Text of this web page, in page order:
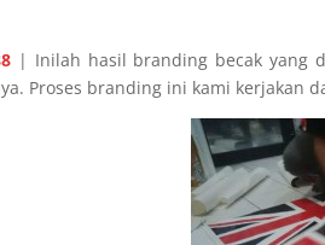
| Inilah hasil branding becak yang
Proses branding ini kami kerjakan